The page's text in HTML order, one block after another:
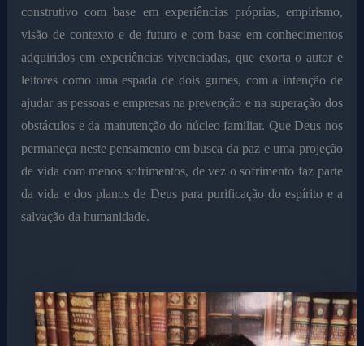
construtivo com base em experiências próprias, empirismo,
visão de contexto e de futuro e com base em conhecimentos
adquiridos em experiências vivenciadas, que exorta o autor e
leitores como uma espada de dois gumes, com a intenção de
ajudar as pessoas e empresas na prevenção e na superação dos
obstáculos e da manutenção do núcleo familiar. Que Deus nos
permaneça neste pensamento em busca da paz e uma projeção
de vida com menos sofrimentos, de vez o sofrimento faz parte
da vida e dos planos de Deus para purificação do espírito e a
salvação da humanidade.